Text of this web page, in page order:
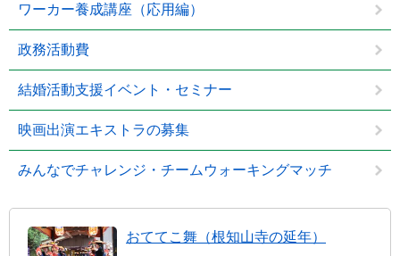
ワーカー養成講座（応用編）
政務活動費
結婚活動支援イベント・セミナー
映画出演エキストラの募集
みんなでチャレンジ・チームウォーキングマッチ
おててこ舞（根知山寺の延年）